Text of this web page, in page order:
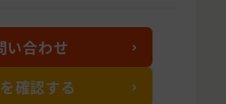
い合わせ
確認する